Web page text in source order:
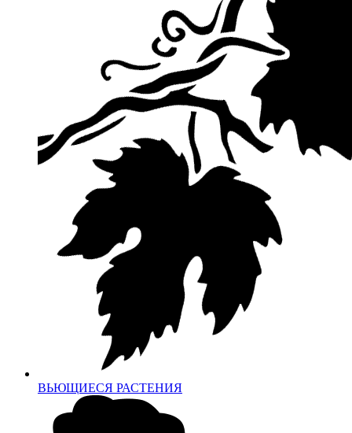
ВЬЮЩИЕСЯ РАСТЕНИЯ